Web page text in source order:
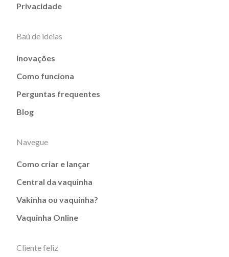
Privacidade
Baú de ideias
Inovações
Como funciona
Perguntas frequentes
Blog
Navegue
Como criar e lançar
Central da vaquinha
Vakinha ou vaquinha?
Vaquinha Online
Cliente feliz